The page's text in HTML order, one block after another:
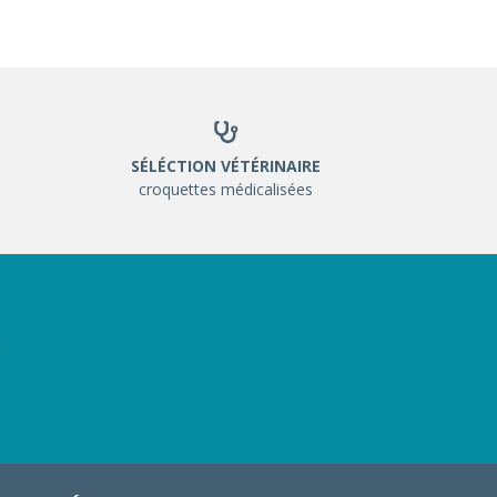
SÉLÉCTION VÉTÉRINAIRE
croquettes médicalisées